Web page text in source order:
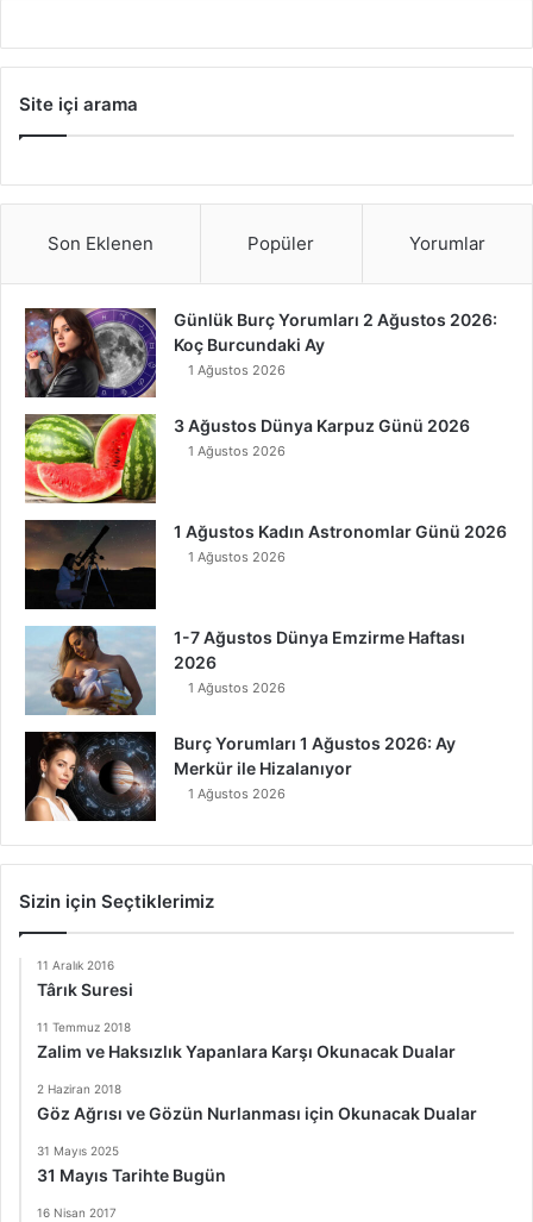
Site içi arama
Son Eklenen Popüler Yorumlar
Günlük Burç Yorumları 2 Ağustos 2026:
Koç Burcundaki Ay
1 Ağustos 2026
3 Ağustos Dünya Karpuz Günü 2026
1 Ağustos 2026
1 Ağustos Kadın Astronomlar Günü 2026
1 Ağustos 2026
1-7 Ağustos Dünya Emzirme Haftası
2026
1 Ağustos 2026
Burç Yorumları 1 Ağustos 2026: Ay
Merkür ile Hizalanıyor
1 Ağustos 2026
Sizin için Seçtiklerimiz
11 Aralık 2016
Târık Suresi
11 Temmuz 2018
Zalim ve Haksızlık Yapanlara Karşı Okunacak Dualar
2 Haziran 2018
Göz Ağrısı ve Gözün Nurlanması için Okunacak Dualar
31 Mayıs 2025
31 Mayıs Tarihte Bugün
16 Nisan 2017